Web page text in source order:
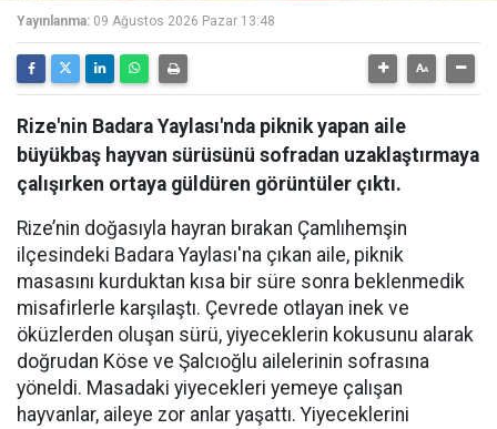
Yayınlanma: 09 Ağustos 2026 Pazar 13:48
Rize'nin Badara Yaylası'nda piknik yapan aile
büyükbaş hayvan sürüsünü sofradan uzaklaştırmaya
çalışırken ortaya güldüren görüntüler çıktı.
Rize’nin doğasıyla hayran bırakan Çamlıhemşin
ilçesindeki Badara Yaylası'na çıkan aile, piknik
masasını kurduktan kısa bir süre sonra beklenmedik
misafirlerle karşılaştı. Çevrede otlayan inek ve
öküzlerden oluşan sürü, yiyeceklerin kokusunu alarak
doğrudan Köse ve Şalcıoğlu ailelerinin sofrasına
yöneldi. Masadaki yiyecekleri yemeye çalışan
hayvanlar, aileye zor anlar yaşattı. Yiyeceklerini